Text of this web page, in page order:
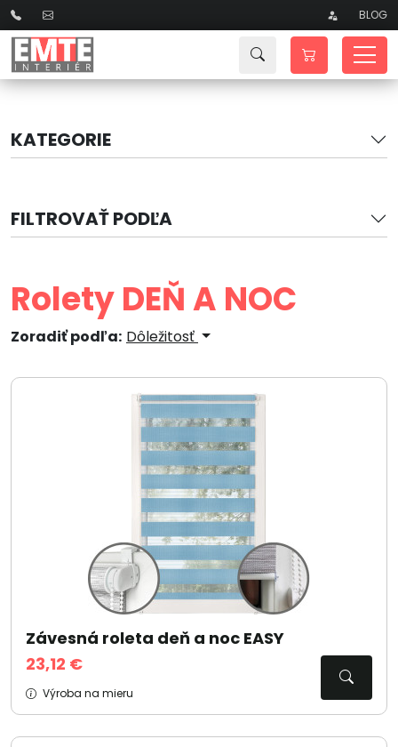
BLOG
KATEGORIE
FILTROVAŤ PODĽA
Rolety DEŇ A NOC
Zoradiť podľa: Dôležitosť
Závesná roleta deň a noc EASY
23,12 €
Výroba na mieru